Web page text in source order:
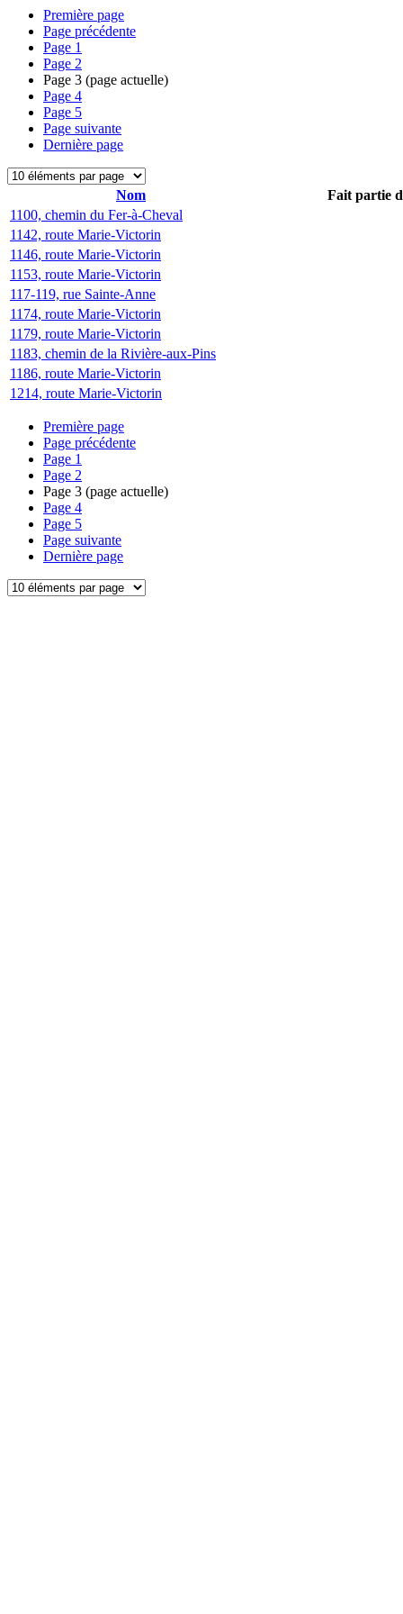
Première page
Page précédente
Page 1
Page 2
Page 3 (page actuelle)
Page 4
Page 5
Page suivante
Dernière page
Nom
Fait partie
1100, chemin du Fer-à-Cheval
1142, route Marie-Victorin
1146, route Marie-Victorin
1153, route Marie-Victorin
117-119, rue Sainte-Anne
1174, route Marie-Victorin
1179, route Marie-Victorin
1183, chemin de la Rivière-aux-Pins
1186, route Marie-Victorin
1214, route Marie-Victorin
Première page
Page précédente
Page 1
Page 2
Page 3 (page actuelle)
Page 4
Page 5
Page suivante
Dernière page